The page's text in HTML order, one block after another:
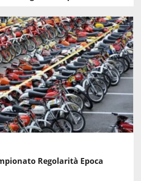
Regolarità Epoca